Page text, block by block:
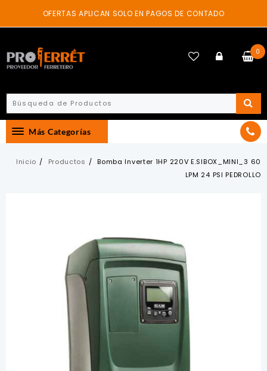
content
OFERTAS APLICAN SOLO EN PAGOS DE CONTADO
0
Más Categorías
Inicio Productos
Bomba Inverter 1HP 220V E.SIBOX_MINI_3 60
LPM 24 PSI PEDROLLO